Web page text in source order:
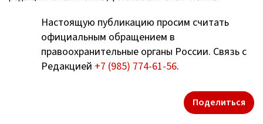
Настоящую публикацию просим считать
официальным обращением в
правоохранительные органы России. Связь с
Редакцией +7 (985) 774-61-56.
Поделиться